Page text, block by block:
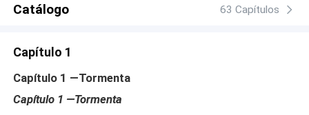
atrapada entre dos hermanos enfrentados por mucho más
si el amor será suficiente para sobrevivir a la familia
Catálogo 63 Capítulos
Capítulo 1
Capítulo 1 —Tormenta
Capítulo 1 —Tormenta